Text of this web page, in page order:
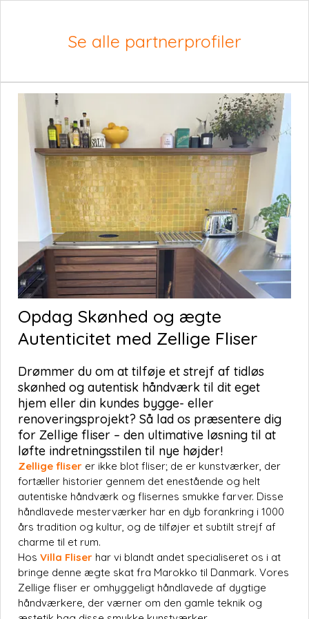
Se alle partnerprofiler
Opdag Skønhed og ægte
Autenticitet med Zellige Fliser
Drømmer du om at tilføje et strejf af tidløs
skønhed og autentisk håndværk til dit eget
hjem eller din kundes bygge- eller
renoveringsprojekt? Så lad os præsentere dig
for Zellige fliser – den ultimative løsning til at
løfte indretningsstilen til nye højder!
Zellige fliser er ikke blot fliser; de er kunstværker, der
fortæller historier gennem det enestående og helt
autentiske håndværk og flisernes smukke farver. Disse
håndlavede mesterværker har en dyb forankring i 1000
års tradition og kultur, og de tilføjer et subtilt strejf af
charme til et rum.
Hos Villa Fliser har vi blandt andet specialiseret os i at
bringe denne ægte skat fra Marokko til Danmark. Vores
Zellige fliser er omhyggeligt håndlavede af dygtige
håndværkere, der værner om den gamle teknik og